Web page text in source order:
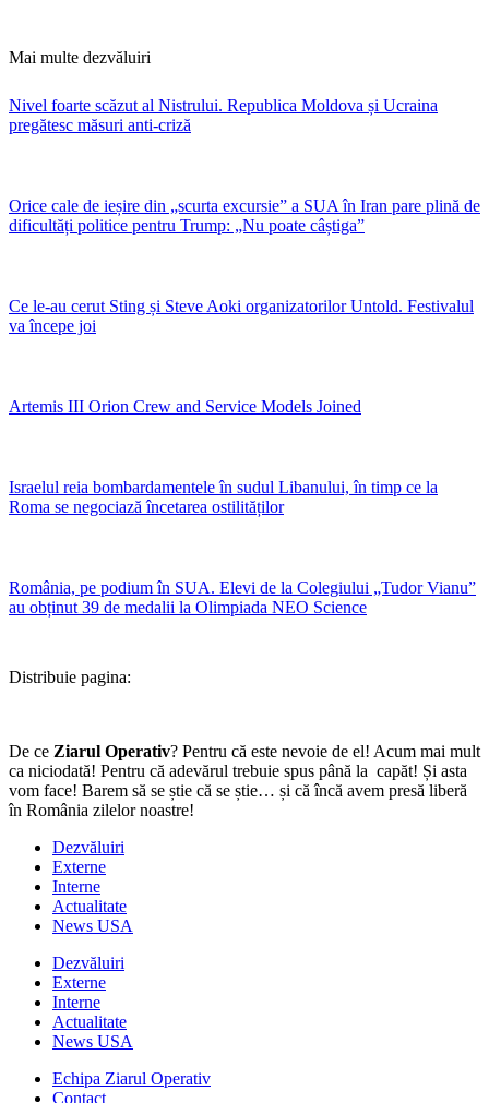
Mai multe dezvăluiri
Nivel foarte scăzut al Nistrului. Republica Moldova și Ucraina
pregătesc măsuri anti-criză
Orice cale de ieșire din „scurta excursie” a SUA în Iran pare plină de
dificultăți politice pentru Trump: „Nu poate câștiga”
Ce le-au cerut Sting și Steve Aoki organizatorilor Untold. Festivalul
va începe joi
Artemis III Orion Crew and Service Models Joined
Israelul reia bombardamentele în sudul Libanului, în timp ce la
Roma se negociază încetarea ostilităților
România, pe podium în SUA. Elevi de la Colegiului „Tudor Vianu”
au obținut 39 de medalii la Olimpiada NEO Science
Distribuie pagina:
De ce Ziarul Operativ? Pentru că este nevoie de el! Acum mai mult
ca niciodată! Pentru că adevărul trebuie spus până la capăt! Și asta
vom face! Barem să se știe că se știe… și că încă avem presă liberă
în România zilelor noastre!
Dezvăluiri
Externe
Interne
Actualitate
News USA
Dezvăluiri
Externe
Interne
Actualitate
News USA
Echipa Ziarul Operativ
Contact